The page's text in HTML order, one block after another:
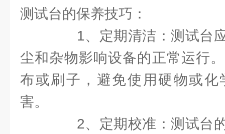
测试台的保养技巧：
1、定期清洁：测试台应
尘和杂物影响设备的正常运行
布或刷子，避免使用硬物或化
害。
2、定期校准：测试台的